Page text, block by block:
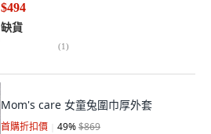
$494
缺貨
(1)
Mom's care 女童兔圍巾厚外套
首購折扣價 49%$869